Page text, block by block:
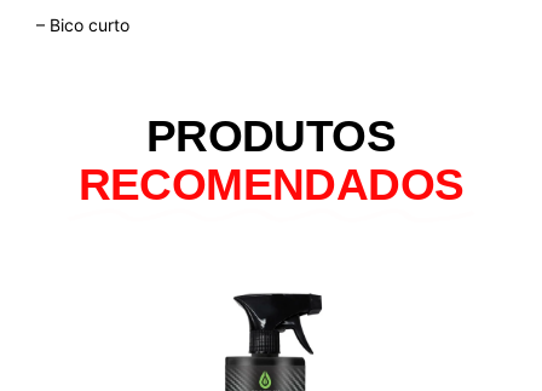
– Bico curto
PRODUTOS
RECOMENDADOS